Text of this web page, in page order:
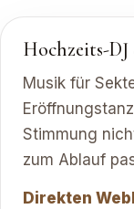
Hochzeits-
Musik für
Stimmung
zum Ablauf
Direkten